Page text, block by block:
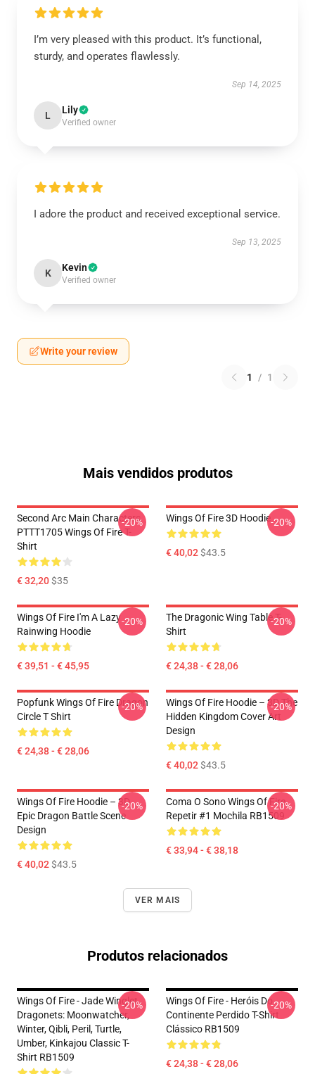
I’m very pleased with this product. It’s functional,
sturdy, and operates flawlessly.
Sep 14, 2025
L Lily
Verified owner
I adore the product and received exceptional service.
Sep 13, 2025
K Kevin
Verified owner
Write your review
1 / 1
Mais vendidos produtos
Second Arc Main Characters
PTTT1705 Wings Of Fire T-
Shirt
€ 32,20$35
-20% Wings Of Fire 3D Hoodie
€ 40,02$43.5
-20%
Wings Of Fire I'm A Lazy
Rainwing Hoodie
€ 39,51 - € 45,95
-20%
The Dragonic Wing Table T-
Shirt
€ 24,38 - € 28,06
-20%
Popfunk Wings Of Fire Dragon
Circle T Shirt
€ 24,38 - € 28,06
-20%
Wings Of Fire Hoodie – 3D The
Hidden Kingdom Cover Art
Design
€ 40,02$43.5
-20%
Wings Of Fire Hoodie – 3D
Epic Dragon Battle Scene
Design
€ 40,02$43.5
-20%
Coma O Sono Wings Of Fire
Repetir #1 Mochila RB1509
€ 33,94 - € 38,18
-20%
VER MAIS
Produtos relacionados
Wings Of Fire - Jade Winglet
Dragonets: Moonwatcher,
Winter, Qibli, Peril, Turtle,
Umber, Kinkajou Classic T-
Shirt RB1509
-20%
Wings Of Fire - Heróis Do
Continente Perdido T-Shirt
Clássico RB1509
€ 24,38 - € 28,06
-20%